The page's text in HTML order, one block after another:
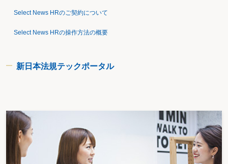
Select News HRのご契約について
Select News HRの操作方法の概要
新日本法規テックポータル